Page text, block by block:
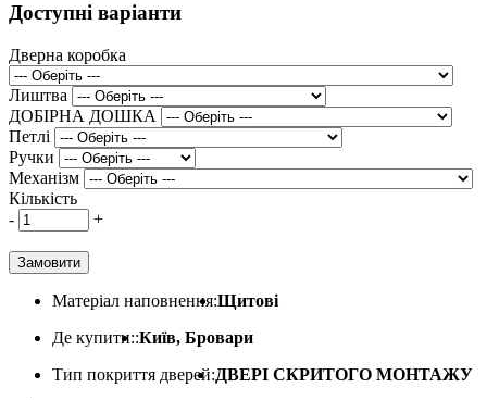
Доступні варіанти
Дверна коробка
Лиштва
ДОБІРНА ДОШКА
Петлі
Ручки
Механізм
Кількість
-
+
Замовити
Матеріал наповнення:Щитові
Де купити::Київ, Бровари
Тип покриття дверей:ДВЕРІ СКРИТОГО МОНТАЖУ